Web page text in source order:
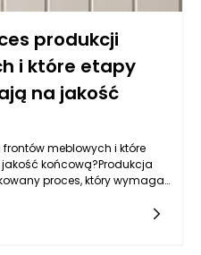
produkcji
i które etapy
na jakość
meblowych i które
końcową?Produkcja
proces, który wymaga